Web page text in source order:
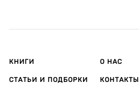
КНИГИ
СТАТЬИ И ПОДБОРКИ
О НАС
КОНТАКТЫ